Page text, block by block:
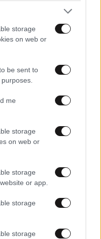
storage
on web or
be sent to
me
storage
on web or
storage
or app.
storage
storage
περίμενα την